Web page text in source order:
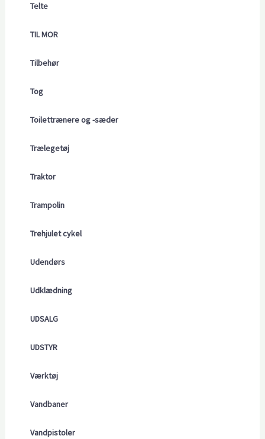
Telte
TIL MOR
Tilbehør
Tog
Toilettrænere og -sæder
Trælegetøj
Traktor
Trampolin
Trehjulet cykel
Udendørs
Udklædning
UDSALG
UDSTYR
Værktøj
Vandbaner
Vandpistoler